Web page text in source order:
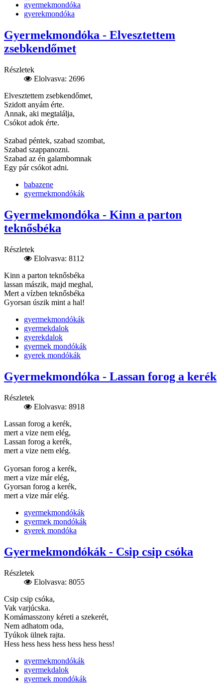
gyermekmondóka
gyerekmondóka
Gyermekmondóka - Elvesztettem
zsebkendőmet
Részletek
Elolvasva: 2696
Elvesztettem zsebkendőmet,
Szidott anyám érte.
Annak, aki megtalálja,
Csókot adok érte.
Szabad péntek, szabad szombat,
Szabad szappanozni.
Szabad az én galambomnak
Egy pár csókot adni.
babazene
gyermekmondókák
Gyermekmondóka - Kinn a parton
teknősbéka
Részletek
Elolvasva: 8112
Kinn a parton teknősbéka
lassan mászik, majd meghal,
Mert a vízben teknősbéka
Gyorsan úszik mint a hal!
gyermekmondókák
gyermekdalok
gyerekdalok
gyermek mondókák
gyerek mondókák
Gyermekmondóka - Lassan forog a kerék
Részletek
Elolvasva: 8918
Lassan forog a kerék,
mert a vize nem elég,
Lassan forog a kerék,
mert a vize nem elég.
Gyorsan forog a kerék,
mert a vize már elég,
Gyorsan forog a kerék,
mert a vize már elég.
gyermekmondókák
gyermek mondókák
gyerek mondóka
Gyermekmondókák - Csip csip csóka
Részletek
Elolvasva: 8055
Csip csip csóka,
Vak varjúcska.
Komámasszony kéreti a szekerét,
Nem adhatom oda,
Tyúkok ülnek rajta.
Hess hess hess hess hess hess hess!
gyermekmondókák
gyermekdalok
gyermek mondókák